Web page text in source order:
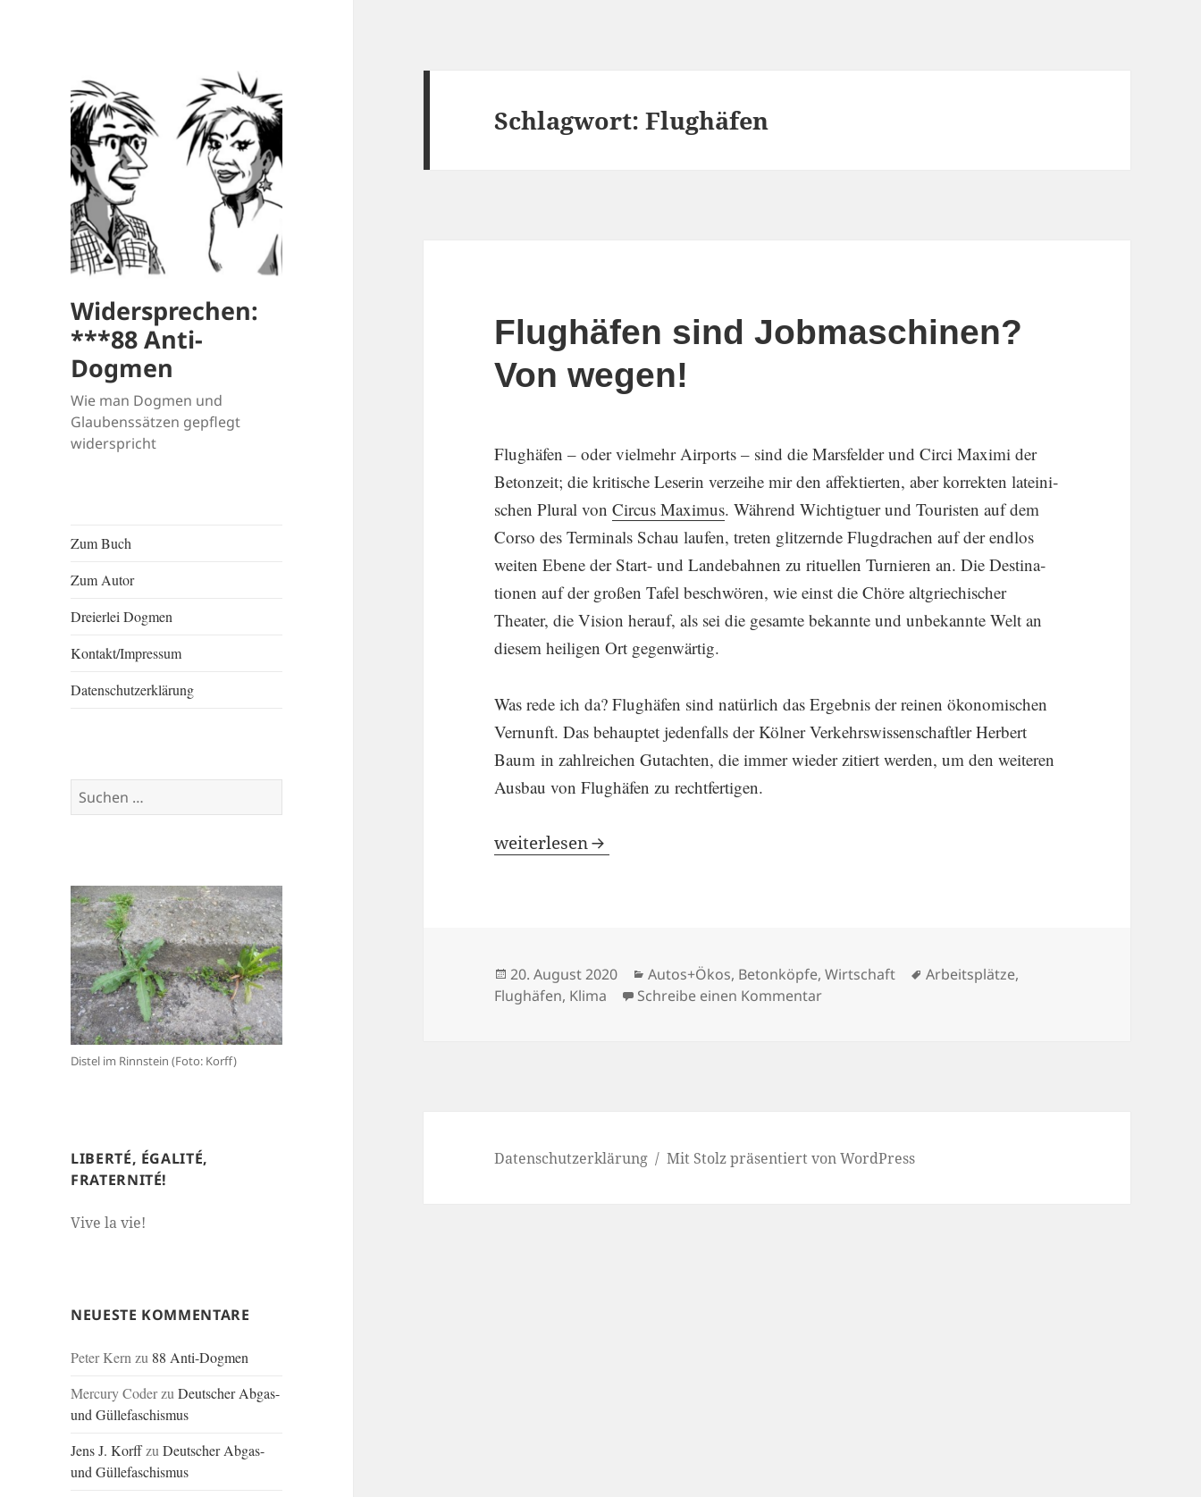
Widersprechen:
***88 Anti-
Dogmen
Wie man Dogmen und
Glaubenssätzen gepflegt
widerspricht
Zum Buch
Zum Autor
Dreierlei Dogmen
Kontakt/​​Impressum
Datenschutzerklärung
Suchen
nach:
Distel im Rinnstein (Foto: Korff)
LIBERTÉ, ÉGALITÉ,
FRATERNITÉ!
Vive la vie!
NEUESTE KOMMENTARE
Peter Kernzu 88 Anti-Dogmen
Mercury CoderzuDeutscher Abgas-
und Güllefaschismus
Jens J. KorffzuDeutscher Abgas-
und Güllefaschismus
Schlagwort:Flughäfen
Flughäfen sind Jobmaschinen?
Von wegen!
Flughäfen – oder vielmehr Airports – sind die Marsfelder und Circi Maximi der
Beton­zeit; die kriti­sche Leserin verzeihe mir den affek­tierten, aber korrekten latei­ni­
schen Plural vonCircus Maximus. Während Wichtig­tuer und Touristen auf dem
Corso des Termi­nals Schau laufen, treten glitzernde Flugdra­chen auf der endlos
weiten Ebene der Start- und Lande­bahnen zu rituellen Turnieren an. Die Desti­na­
tionen auf der großen Tafel beschwören, wie einst die Chöre altgrie­chi­scher
Theater, die Vision herauf, als sei die gesamte bekannte und unbekannte Welt an
diesem heiligen Ort gegen­wärtig.
Was rede ich da? Flughäfen sind natür­lich das Ergebnis der reinen ökono­mi­schen
Vernunft. Das behauptet jeden­falls der Kölner Verkehrs­wis­sen­schaftler Herbert
Baum in zahlrei­chen Gutachten, die immer wieder zitiert werden, um den weiteren
Ausbau von Flughäfen zu recht­fer­tigen.
Flughäfen sind Jobma­schinen? Von wegen!
weiter­lesen
Veröffentlicht
am
20. August 2020 Kategorien
Autos+Ökos, Betonköpfe,Wirtschaft Schlagwörter
Arbeitsplätze,
Flughäfen, Klima Schreibe einen Kommentarzu Flughäfen sind Jobmaschinen? Von wegen!
Datenschutzerklärung Mit Stolz präsentiert von WordPress